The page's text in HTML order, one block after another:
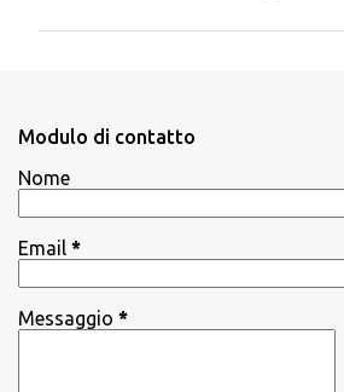
i
Modulo di contatto
Nome
Email *
Messaggio *